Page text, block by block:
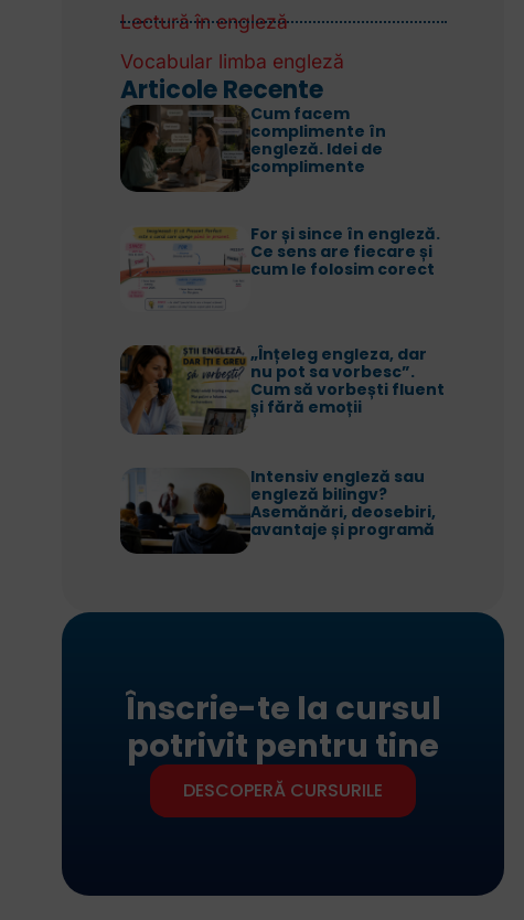
Lectură în engleză
Vocabular limba engleză
Articole Recente
Cum facem
complimente în
engleză. Idei de
complimente
For și since în engleză.
Ce sens are fiecare și
cum le folosim corect
„Înțeleg engleza, dar
nu pot sa vorbesc”.
Cum să vorbești fluent
și fără emoții
Intensiv engleză sau
engleză bilingv?
Asemănări, deosebiri,
avantaje și programă
Înscrie-te la cursul
potrivit pentru tine
DESCOPERĂ CURSURILE